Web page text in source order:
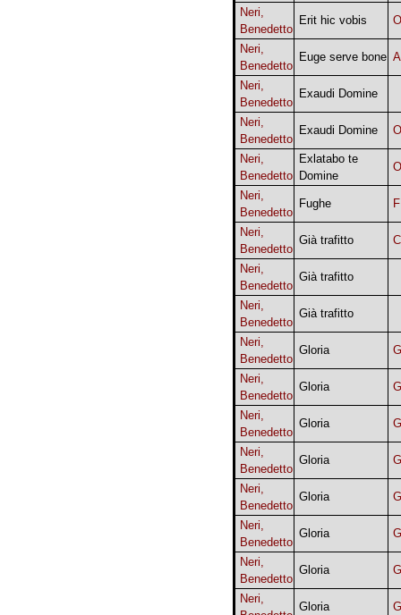
Neri,
Benedetto
Erit hic vobis
Neri,
Benedetto
Euge serve bone
Neri,
Benedetto
Exaudi Domine
Neri,
Benedetto
Exaudi Domine
Neri,
Benedetto
Exlatabo te
Domine
Neri,
Benedetto
Fughe
Neri,
Benedetto
Già trafitto
Neri,
Benedetto
Già trafitto
Neri,
Benedetto
Già trafitto
Neri,
Benedetto
Gloria
Neri,
Benedetto
Gloria
Neri,
Benedetto
Gloria
Neri,
Benedetto
Gloria
Neri,
Benedetto
Gloria
Neri,
Benedetto
Gloria
Neri,
Benedetto
Gloria
Neri,
Gloria